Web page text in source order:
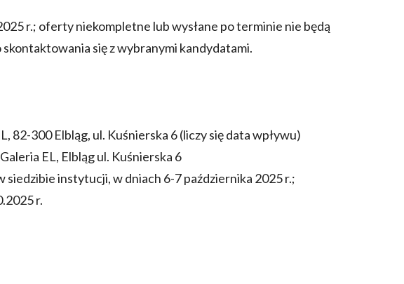
r.; oferty niekompletne lub wysłane po terminie nie będą
się z wybranymi kandydatami.
82-300 Elbląg, ul. Kuśnierska 6 (liczy się data wpływu)
EL, Elbląg ul. Kuśnierska 6
siedzibie instytucji, w dniach 6-7 października 2025 r.;
r.